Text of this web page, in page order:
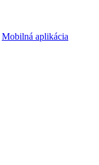
Mobilná aplikácia